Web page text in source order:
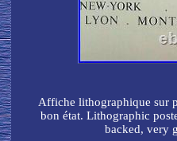
Affiche lithographique sur
bon état. Lithographic
backed, very